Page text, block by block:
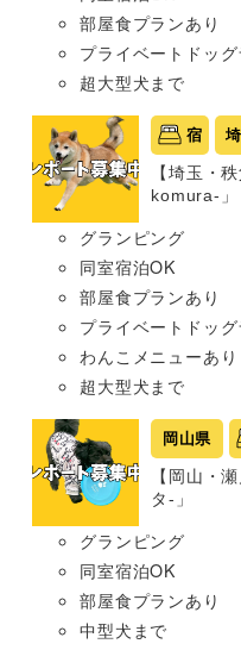
部屋食プランあり
プライベートドッグ
超大型犬まで
宿
【埼玉・
komura-」
グランピング
同室宿泊OK
部屋食プランあり
プライベートドッグ
わんこメニューあり
超大型犬まで
岡山県
【岡山・
タ-」
グランピング
同室宿泊OK
部屋食プランあり
中型犬まで